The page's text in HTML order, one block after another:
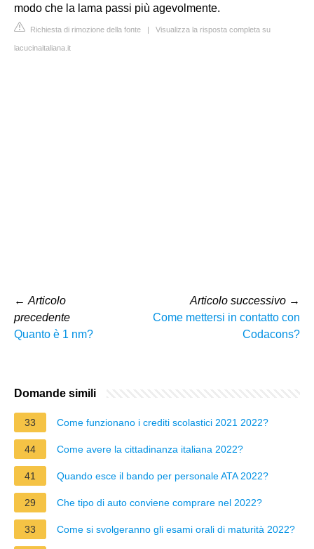
modo che la lama passi più agevolmente.
Richiesta di rimozione della fonte | Visualizza la risposta completa su
lacucinaitaliana.it
← Articolo
precedente
Quanto è 1 nm?
Articolo successivo →
Come mettersi in contatto con
Codacons?
Domande simili
33 Come funzionano i crediti scolastici 2021 2022?
44 Come avere la cittadinanza italiana 2022?
41 Quando esce il bando per personale ATA 2022?
29 Che tipo di auto conviene comprare nel 2022?
33 Come si svolgeranno gli esami orali di maturità 2022?